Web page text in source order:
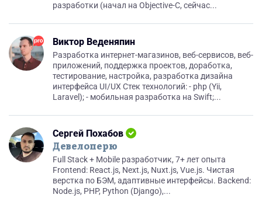
разработки (начал на Objective-C, сейчас...
Виктор Веденяпин
Разработка интернет-магазинов, веб-сервисов, веб-
приложений, поддержка проектов, доработка,
тестирование, настройка, разработка дизайна
интерфейса UI/UX Стек технологий: - php (Yii,
Laravel); - мобильная разработка на Swift;...
Сергей Похабов
Девелоперю
Full Stack + Mobile разработчик, 7+ лет опыта
Frontend: React.js, Next.js, Nuxt.js, Vue.js. Чистая
верстка по БЭМ, адаптивные интерфейсы. Backend:
Node.js, PHP, Python (Django),...